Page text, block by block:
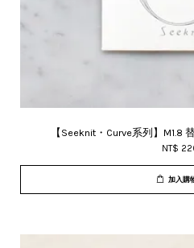
【Seeknit・Curve系列】M1.8
NT$
加入購